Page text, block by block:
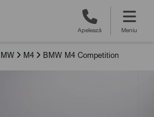
Apelează Meniu
M4 BMW M4 Competition